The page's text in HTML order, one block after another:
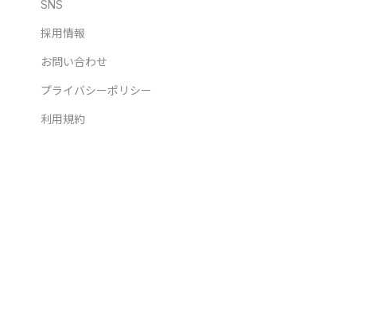
SNS
採用情報
お問い合わせ
プライバシーポリシー
利用規約